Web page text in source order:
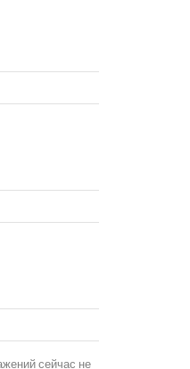
сейчас не